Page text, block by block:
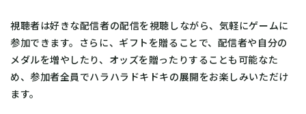
視聴者は好きな配信者の配信を視聴しながら、気軽にゲームに
参加できます。さらに、ギフトを贈ることで、配信者や自分の
メダルを増やしたり、オッズを贈ったりすることも可能なた
め、参加者全員でハラハラドキドキの展開をお楽しみいただけ
ます。